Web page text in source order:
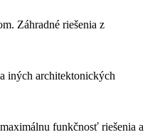
Záhradné riešenia z
iných architektonických
funkčnosť riešenia a